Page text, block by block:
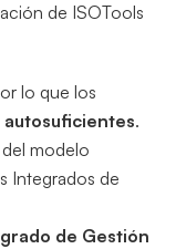
de ISOTools
lo que los
autosuficientes.
modelo
Integrados de
de Gestión